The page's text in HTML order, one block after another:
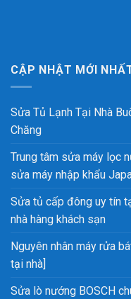
CẬP NHẬT MỚI
Sửa Tủ Lạnh Tại Nhà
Chăng
Trung tâm sửa máy lọc
sửa máy nhập khẩu
Sửa tủ cấp đông uy tín
nhà hàng khách sạn
Nguyên nhân máy rửa
tại nhà]
Sửa lò nướng BOSCH